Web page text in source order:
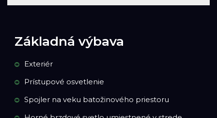
Základná výbava
Exteriér
Prístupové osvetlenie
Spojler na veku batožinového priestoru